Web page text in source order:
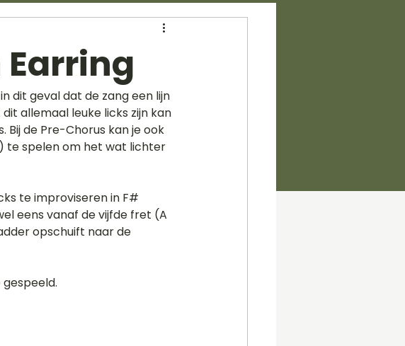
Earring
dit geval dat de zang een lijn
allemaal leuke licks zijn kan
Bij de Pre-Chorus kan je ook
te spelen om het wat lichter
te improviseren in F#
eens vanaf de vijfde fret (A
opschuift naar de